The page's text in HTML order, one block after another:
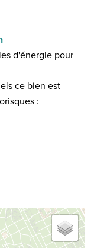
d'énergie pour
ce bien est
: